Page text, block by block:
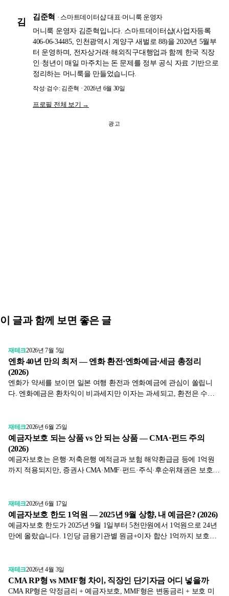
김
김준혁 · 스마트데이터샵 대표·머니룩 운영자
머니룩 운영자 김준혁입니다. 스마트데이터샵(사업자등록
406-06-34485, 인천광역시 계양구 새벌로 88)을 2020년 5월부
터 운영하며, 전자상거래·해외직구대행업과 함께 한국 직장
인·청년이 매일 마주치는 돈 문제를 정부 공식 자료 기반으로
정리하는 머니룩을 만들었습니다.
작성·검수: 김준혁 · 2026년 6월 30일
프로필 전체 보기 →
광고
이 글과 함께 보면 좋은 글
재테크2026년 7월 5일
엔화 40년 만의 최저 — 엔화 환전·엔화예금·세금 총정리
(2026)
엔화가 약세를 보이면 일본 여행 환전과 엔화예금에 관심이 쏠립니
다. 엔화예금은 환차익이 비과세지만 이자는 과세되고, 환전은 수수
재테크2026년 6월 25일
예금자보호 되는 상품 vs 안 되는 상품 — CMA·펀드 주의
(2026)
예금자보호는 은행·저축은행 예적금과 보험 해약환급금 등에 1억원
까지 적용되지만, 증권사 CMA·MMF·펀드·주식·후순위채권은 보호되
재테크2026년 6월 17일
예금자보호 한도 1억원 — 2025년 9월 상향, 내 예금은? (2026)
예금자보호 한도가 2025년 9월 1일부터 5천만원에서 1억원으로 24년
만에 올랐습니다. 1인당 금융기관별 원금+이자 합산 1억까지 보호되
재테크2026년 4월 3일
CMA RP형 vs MMF형 차이, 직장인 단기자금 어디 넣을까
CMA RP형은 약정금리 + 예금자보호, MMF형은 변동금리 + 보호 미